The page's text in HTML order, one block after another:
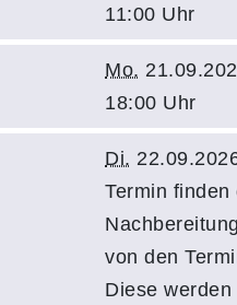
11:00 Uhr
Mo.
18:00 Uhr
Di.
Termin finden
von den
Diese